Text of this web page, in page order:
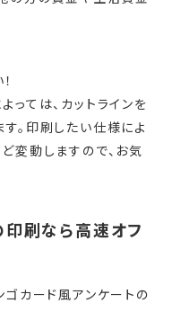
ては、カットラインを
。印刷したい仕様によ
変動しますので、お気
印刷なら高速オフ
ゴカード風アンケートの